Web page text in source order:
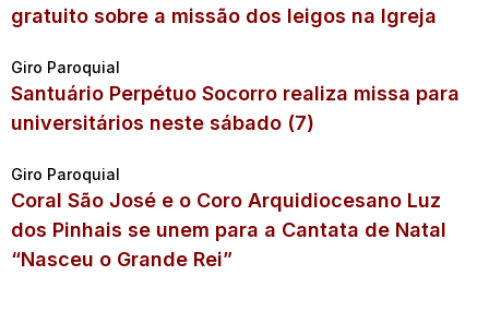
gratuito sobre a missão dos leigos na Igreja
Giro Paroquial
Santuário Perpétuo Socorro realiza missa para
universitários neste sábado (7)
Giro Paroquial
Coral São José e o Coro Arquidiocesano Luz
dos Pinhais se unem para a Cantata de Natal
“Nasceu o Grande Rei”